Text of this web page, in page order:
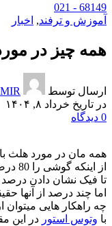
68149 - 021
آموزش و ترفند, اخبار
همه چیز در
ارسال توسط
در تاریخ خرداد ۸, ۱۴۰۴
0 دیدگاه
همه مان در مورد هلث
تا فیک نشان دادن
اما چند درصد از آنها
چه راهکار هایی میتوان
با وتوس استور در این